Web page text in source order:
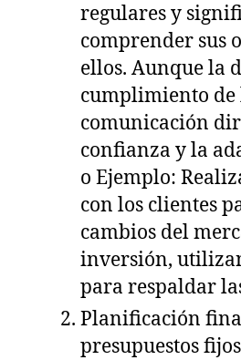
regulares y
comprender sus
ellos. Aunque la
cumplimiento de
comunicación
confianza y la
o Ejemplo:
con los clientes
cambios del
inversión,
para respaldar
Planificación
presupuestos fijos